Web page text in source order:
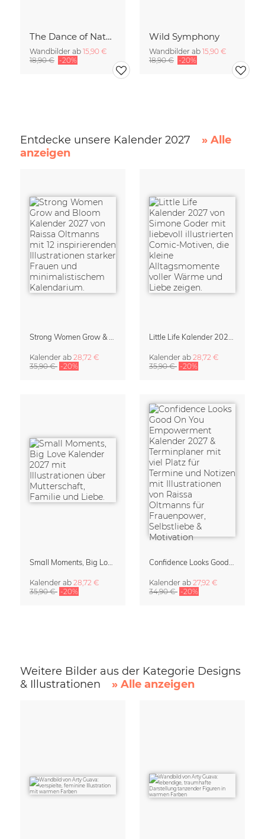
The Dance of Nature
Wandbilder ab 15,90 €
18,90 € -20%
Wild Symphony
Wandbilder ab 15,90 €
18,90 € -20%
Entdecke unsere Kalender 2027
» Alle
anzeigen
Strong Women Grow & Bloom Kalender 2027
Kalender ab 28,72 €
35,90 € -20%
Little Life Kalender 2027 von Simone Goder
Kalender ab 28,72 €
35,90 € -20%
Small Moments, Big Love – Mutterschaftskalender von Giselle Dekel
Kalender ab 28,72 €
35,90 € -20%
Confidence Looks Good On You Kalender 2027
Kalender ab 27,92 €
34,90 € -20%
Weitere Bilder aus der Kategorie Designs
& Illustrationen
» Alle anzeigen